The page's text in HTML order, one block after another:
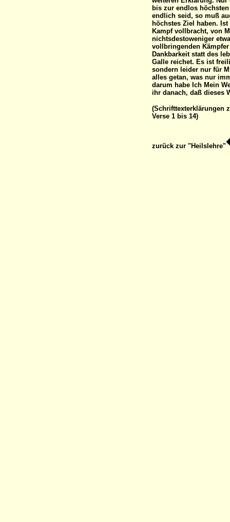
bis zur endlos
endlich seid, so muß
höchstes Ziel haben.
Kampf vollbracht, von
nichtsdestoweniger
vollbringenden
Dankbarkeit statt des
Galle reichet. Es ist
sondern leider nur für
alles getan, was nur
darum habe Ich Mein
ihr danach, daß dieses
(Schrifttexterklärungen
Verse 1 bis 14)
zurück zur "Heilslehre"